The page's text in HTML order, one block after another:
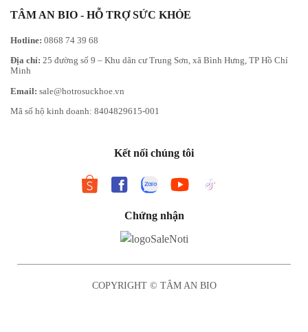
TÂM AN BIO - HỖ TRỢ SỨC KHỎE
Hotline: 0868 74 39 68
Địa chỉ: 25 đường số 9 – Khu dân cư Trung Sơn, xã Bình Hưng, TP Hồ Chí
Minh
Email: sale@hotrosuckhoe.vn
Mã số hộ kinh doanh: 8404829615-001
Kết nối chúng tôi
Chứng nhận
COPYRIGHT © TÂM AN BIO